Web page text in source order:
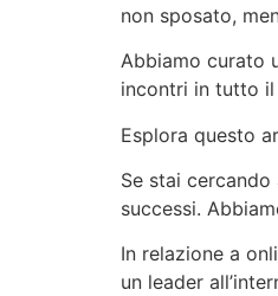
non sposato,
Abbiamo curato
incontri in tutto
Esplora questo
Se stai
successi.
In relazione a
un leader